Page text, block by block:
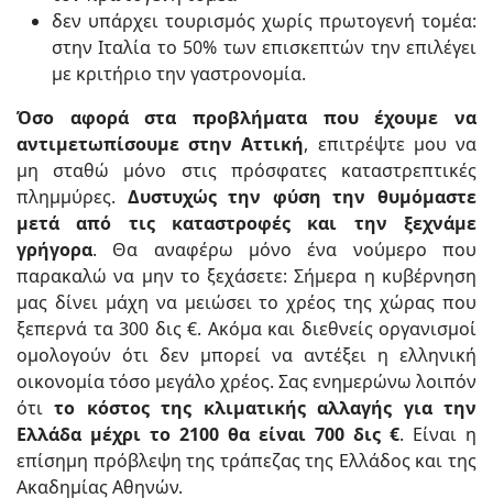
δεν υπάρχει τουρισμός χωρίς πρωτογενή τομέα:
στην Ιταλία το 50% των επισκεπτών την επιλέγει
με κριτήριο την γαστρονομία.
Όσο αφορά στα προβλήματα που έχουμε να
αντιμετωπίσουμε στην Αττική, επιτρέψτε μου να
μη σταθώ μόνο στις πρόσφατες καταστρεπτικές
πλημμύρες. Δυστυχώς την φύση την θυμόμαστε
μετά από τις καταστροφές και την ξεχνάμε
γρήγορα. Θα αναφέρω μόνο ένα νούμερο που
παρακαλώ να μην το ξεχάσετε: Σήμερα η κυβέρνηση
μας δίνει μάχη να μειώσει το χρέος της χώρας που
ξεπερνά τα 300 δις €. Ακόμα και διεθνείς οργανισμοί
ομολογούν ότι δεν μπορεί να αντέξει η ελληνική
οικονομία τόσο μεγάλο χρέος. Σας ενημερώνω λοιπόν
ότιτο κόστος της κλιματικής αλλαγής για την
Ελλάδα μέχρι το 2100 θα είναι 700 δις €. Είναι η
επίσημη πρόβλεψη της τράπεζας της Ελλάδος και της
Ακαδημίας Αθηνών.